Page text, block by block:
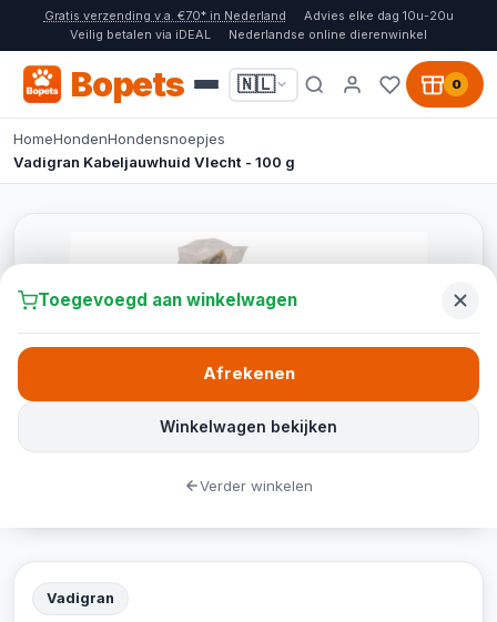
Gratis verzending v.a. €70* in Nederland
Advies elke dag 10u-20u
Veilig betalen via iDEAL
Nederlandse online dierenwinkel
Bopets 🇳🇱 0
HomeHondenHondensnoepjes
Vadigran Kabeljauwhuid Vlecht - 100 g
Vadigran
Toegevoegd aan winkelwagen
Winkelwagen bekijken
Afrekenen
Verder winkelen